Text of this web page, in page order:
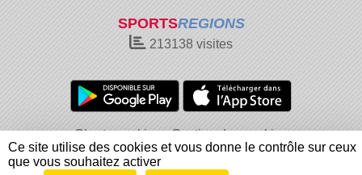
SPORTSREGIONS
213138 visites
Charte cookies
Gestion des cookies
Informations légales
Signaler un contenu inapproprié
Ce site utilise des cookies et vous donne le contrôle sur ceux
que vous souhaitez activer